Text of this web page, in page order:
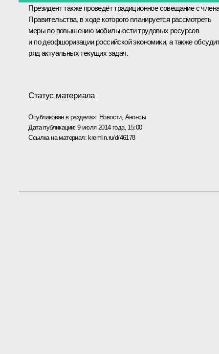
Президент также проведёт традиционное совещание с
Правительства, в ходе которого планируется рассмотреть
меры по повышению мобильности трудовых ресурсов
и по деофшоризации российской экономики, а также
ряд актуальных текущих задач.
Статус материала
Опубликован в разделах: Новости, Анонсы
Дата публикации:9 июля 2014 года, 15:00
Ссылка на материал: kremlin.ru/d/46178